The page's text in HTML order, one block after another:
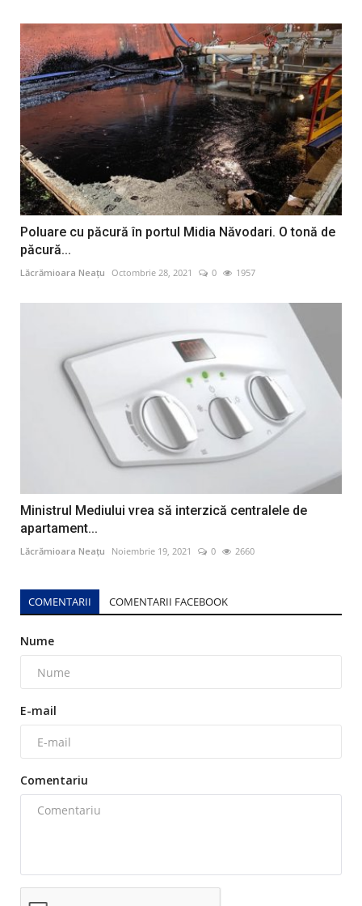
Poluare cu păcură în portul Midia Năvodari. O tonă de
păcură...
Lăcrămioara Neațu Octombrie 28, 2021 0 1957
Ministrul Mediului vrea să interzică centralele de
apartament...
Lăcrămioara Neațu Noiembrie 19, 2021 0 2660
COMENTARII COMENTARII FACEBOOK
Nume
E-mail
Comentariu